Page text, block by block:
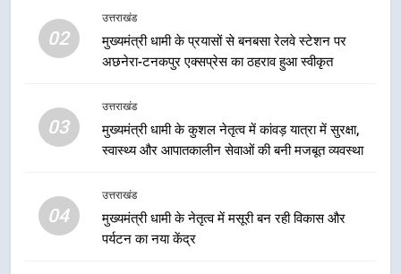
02
उत्तराखंड
मुख्यमंत्री धामी के प्रयासों से बनबसा रेलवे स्टेशन पर
अछनेरा-टनकपुर एक्सप्रेस का ठहराव हुआ स्वीकृत
03
उत्तराखंड
मुख्यमंत्री धामी के कुशल नेतृत्व में कांवड़ यात्रा में सुरक्षा,
स्वास्थ्य और आपातकालीन सेवाओं की बनी मजबूत व्यवस्था
04
उत्तराखंड
मुख्यमंत्री धामी के नेतृत्व में मसूरी बन रही विकास और
पर्यटन का नया केंद्र
संकल्प
नियोजित विकास को मिलेगी रफ्तार
उत्तराखंड
मुख्यमंत्री धामी के प्रयासों से बनबसा रेलवे
स्टेशन पर अछनेरा-टनकपुर एक्सप्रेस का